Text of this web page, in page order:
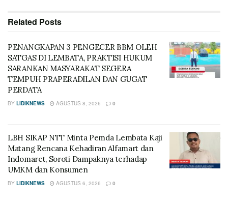
Related Posts
PENANGKAPAN 3 PENGECER BBM OLEH
SATGAS DI LEMBATA, PRAKTISI HUKUM
SARANKAN MASYARAKAT SEGERA
TEMPUH PRAPERADILAN DAN GUGAT
PERDATA
BY LIDIKNEWS AGUSTUS 8, 2026 0
LBH SIKAP NTT Minta Pemda Lembata Kaji
Matang Rencana Kehadiran Alfamart dan
Indomaret, Soroti Dampaknya terhadap
UMKM dan Konsumen
BY LIDIKNEWS AGUSTUS 6, 2026 0